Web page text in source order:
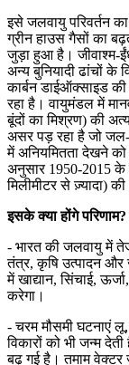
इसे जलवायु परिवर्तन
ग्रीन हाउस गैसों का
जुड़ा हुआ है। जीवाश्म-
अन्य बुनियादी ढांचों
कार्बन डाईऑक्साइड
रहा है। वायुमंडल में
बूंदों का मिश्रण) की
असर पड़ रहा है जो
में अनियमितता देखने को
अनुसार 1950-2015 के
मिलीमीटर से ज़्यादा)
इसके क्या होंगे परिणाम?
- भारत की जलवायु में
तंत्र, कृषि उत्पादन
में खाद्यान, सिंचाई,
करेगा।
- चरम मौसमी घटनाएं
विकारों को भी जन्म
बढ़ गई है। तमाम वेक्टर